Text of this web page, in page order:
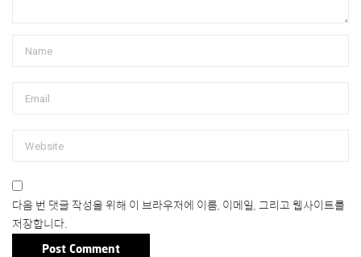
다음 번 댓글 작성을 위해 이 브라우저에 이름, 이메일, 그리고 웹사이트를
저장합니다.